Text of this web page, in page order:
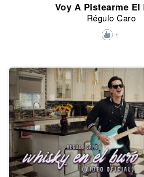
Voy A Pistearme El
Régulo Caro
1